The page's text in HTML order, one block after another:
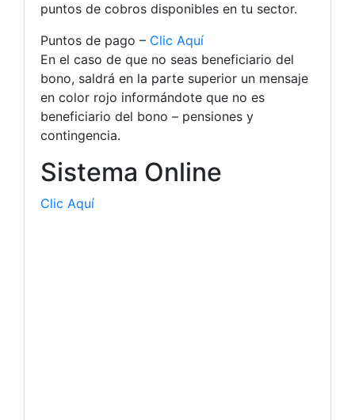
puntos de cobros disponibles en tu sector.
Puntos de pago – Clic Aquí
En el caso de que no seas beneficiario del
bono, saldrá en la parte superior un mensaje
en color rojo informándote que no es
beneficiario del bono – pensiones y
contingencia.
Sistema Online
Clic Aquí